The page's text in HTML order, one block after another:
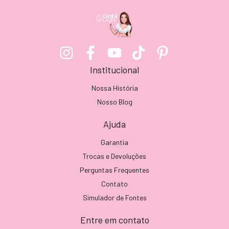
Institucional
Nossa História
Nosso Blog
Ajuda
Garantia
Trocas e Devoluções
Perguntas Frequentes
Contato
Simulador de Fontes
Entre em contato